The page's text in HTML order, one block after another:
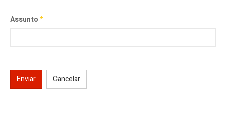
Assunto*
Enviar Cancelar